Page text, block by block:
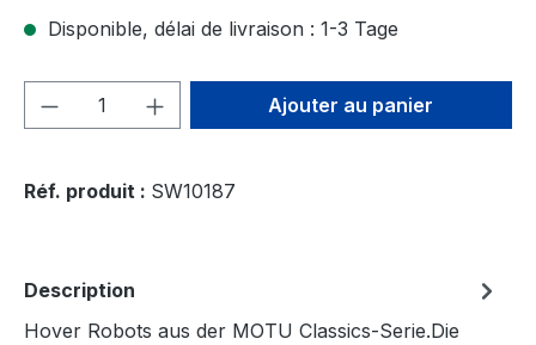
Disponible, délai de livraison : 1-3 Tage
Quantité de produit : Entrez la
Ajouter au panier
Réf. produit : SW10187
Description
Hover Robots aus der MOTU Classics-Serie.Die